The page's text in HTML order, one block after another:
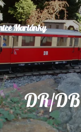
Mariánky
DR/DB